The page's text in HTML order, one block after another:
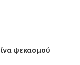
ψεκασμού